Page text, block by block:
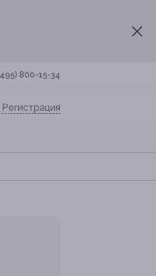
800-15-34
Регистрация